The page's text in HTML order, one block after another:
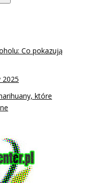
Co pokazują
2025
które